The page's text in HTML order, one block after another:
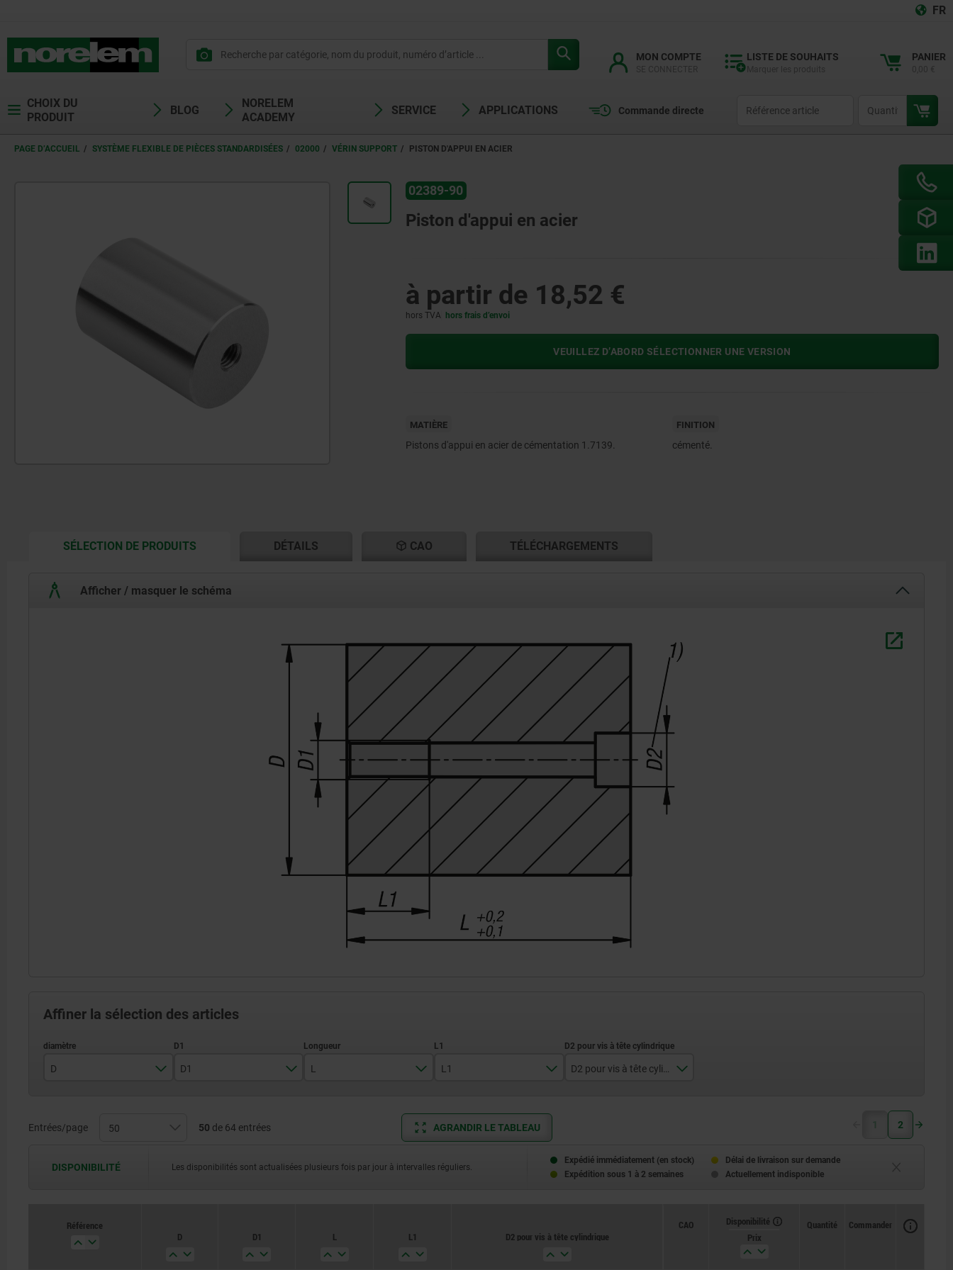
FR
MON COMPTE LISTE DE SOUHAITS PANIER
CHOIX DU
PRODUIT
BLOG
NORELEM
ACADEMY
SERVICE APPLICATIONS Commande directe
PAGE D’ACCUEIL SYSTÈME FLEXIBLE DE PIÈCES STANDARDISÉES 02000 VÉRIN SUPPORT PISTON D'APPUI EN ACIER
02389-90
Piston d'appui en acier
à partir de 18,52 €
hors TVA hors frais d’envoi
VEUILLEZ D’ABORD SÉLECTIONNER UNE VERSION
MATIÈRE
Pistons d'appui en acier de cémentation 1.7139.
FINITION
cémenté.
SÉLECTION DE PRODUITSCURRENT
DÉTAILS CAO TÉLÉCHARGEMENTS
Afficher / masquer le schéma
Affiner la sélection des articles
D
40
70
D1
M10
L
56
86
L1
20
M10
Entrées/page 50 de 64 entrées AGRANDIR LE TABLEAU 1 2
DISPONIBILITÉ Les disponibilités sont actualisées plusieurs fois par jour à intervalles réguliers.
Expédié immédiatement (en stock)
Délai de livraison sur demande
Expédition sous 1 à 2 semaines
Actuellement indisponible
Référence
D
D1 L L1 D2 pour vis à tête cylindrique
CAO
Disponibilité
Prix
Quantité Commander